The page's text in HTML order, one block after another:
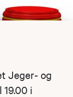
Jeger- og
19.00 i